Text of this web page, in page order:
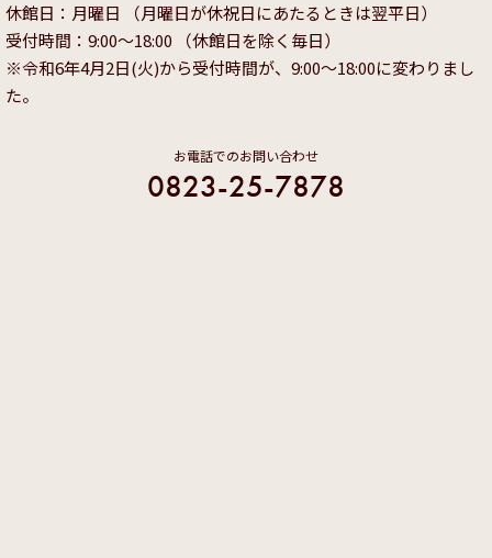
休館日：月曜日 （月曜日が休祝日にあたるときは翌平日）
受付時間：9:00～18:00 （休館日を除く毎日）
※令和6年4月2日(火)から受付時間が、9:00～18:00に変わりまし
た。
お電話でのお問い合わせ
0823-25-7878